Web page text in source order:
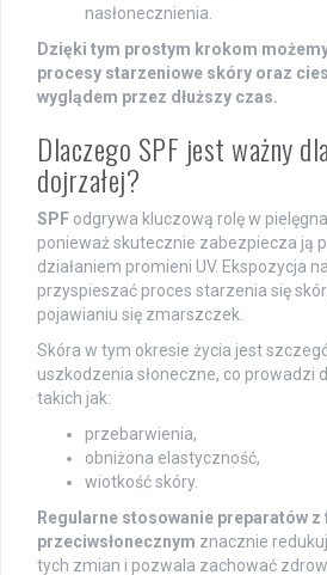
nasłonecznienia.
Dzięki tym prostym krokom
procesy starzeniowe skóry oraz
wyglądem przez dłuższy czas.
Dlaczego SPF jest ważny
dojrzałej?
SPF odgrywa kluczową rolę w
ponieważ skutecznie zabezpiecza ją
działaniem promieni UV. Ekspozycja
przyspieszać proces starzenia się
pojawianiu się zmarszczek.
Skóra w tym okresie życia jest
uszkodzenia słoneczne, co prowadzi
takich jak:
przebarwienia,
obniżona elastyczność,
wiotkość skóry.
Regularne stosowanie preparatów z
przeciwsłonecznym znacznie
tych zmian i pozwala zachować